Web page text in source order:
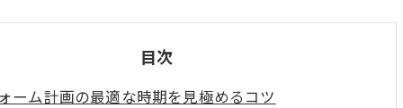
目次
ーム計画の最適な時期を見極めるコツ